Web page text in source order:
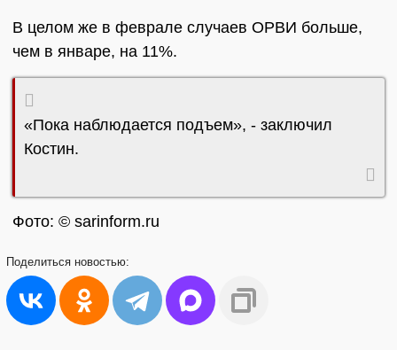
В целом же в феврале случаев ОРВИ больше,
чем в январе, на 11%.
«Пока наблюдается подъем», - заключил
Костин.
Фото: © sarinform.ru
Поделиться новостью: